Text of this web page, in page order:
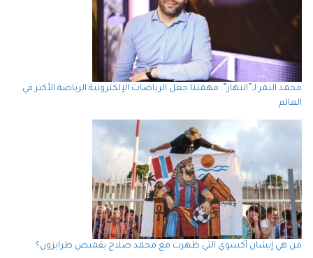
محمد النمر لـ”النهار”: مهمتنا جعل الرياضات الإلكترونية الرياضة الأكبر في
العالم
من هي إيشان أكسوي التي ظهرت مع محمد صلاح بقميص طرابزون؟